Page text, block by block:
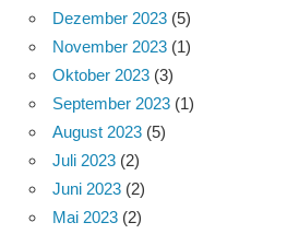
Dezember 2023 (5)
November 2023 (1)
Oktober 2023 (3)
September 2023 (1)
August 2023 (5)
Juli 2023 (2)
Juni 2023 (2)
Mai 2023 (2)